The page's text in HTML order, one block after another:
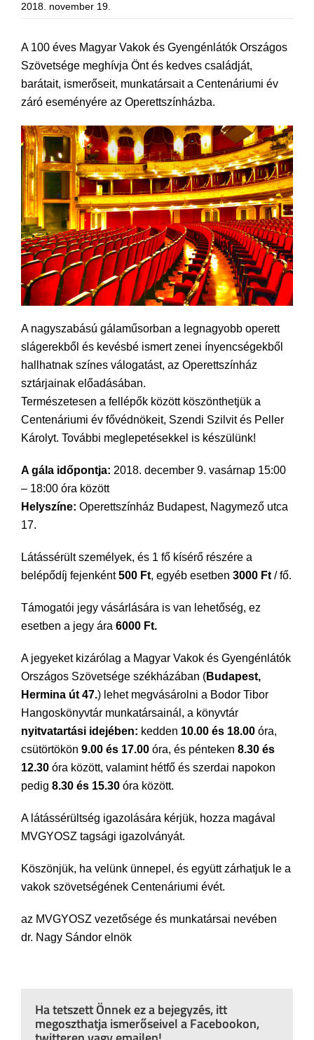
2018. november 19.
A 100 éves Magyar Vakok és Gyengénlátók Országos
Szövetsége meghívja Önt és kedves családját,
barátait, ismerőseit, munkatársait a Centenáriumi év
záró eseményére az Operettszínházba.
A nagyszabású gálaműsorban a legnagyobb operett
slágerekből és kevésbé ismert zenei ínyencségekből
hallhatnak színes válogatást, az Operettszínház
sztárjainak előadásában.
Természetesen a fellépők között köszönthetjük a
Centenáriumi év fővédnökeit, Szendi Szilvit és Peller
Károlyt. További meglepetésekkel is készülünk!
A gála időpontja: 2018. december 9. vasárnap 15:00
– 18:00 óra között
Helyszíne: Operettszínház Budapest, Nagymező utca
17.
Látássérült személyek, és 1 fő kísérő részére a
belépődíj fejenként500 Ft, egyéb esetben 3000 Ft / fő.
Támogatói jegy vásárlására is van lehetőség, ez
esetben a jegy ára 6000 Ft.
A jegyeket kizárólag a Magyar Vakok és Gyengénlátók
Országos Szövetsége székházában (Budapest,
Hermina út 47.) lehet megvásárolni a Bodor Tibor
Hangoskönyvtár munkatársainál, a könyvtár
nyitvatartási idejében: kedden 10.00 és 18.00 óra,
csütörtökön 9.00 és 17.00 óra, és pénteken 8.30 és
12.30 óra között, valamint hétfő és szerdai napokon
pedig 8.30 és 15.30 óra között.
A látássérültség igazolására kérjük, hozza magával
MVGYOSZ tagsági igazolványát.
Köszönjük, ha velünk ünnepel, és együtt zárhatjuk le a
vakok szövetségének Centenáriumi évét.
az MVGYOSZ vezetősége és munkatársai nevében
dr. Nagy Sándor elnök
Ha tetszett Önnek ez a bejegyzés, itt
megoszthatja ismerőseivel a Facebookon,